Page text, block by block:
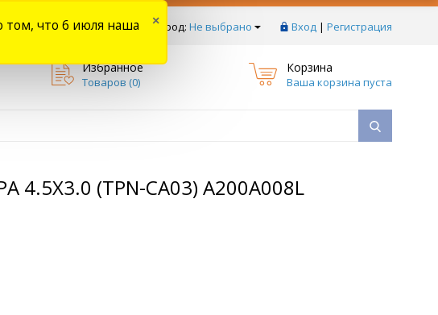
Ваш город: Не выбрано Вход | Регистрация
Форум Отзывы
Избранное
Товаров (0)
Корзина
Ваша корзина пуста
(TPN-CA03) A200A008L
что 6 июля наша
×